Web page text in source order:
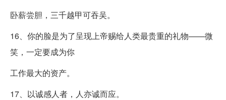
卧薪尝胆，三千越甲可吞吴。
16、你的脸是为了呈现上帝赐给人类最贵重的礼物——微
笑，一定要成为你
工作最大的资产。
17、以诚感人者，人亦诚而应。